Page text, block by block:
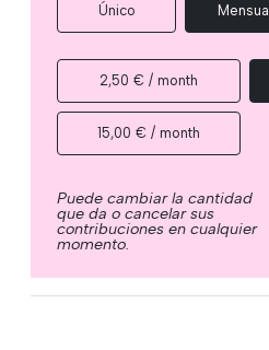
Único Mensual
2,50 € / month
15,00 € / month
Puede cambiar la cantidad
que da o cancelar sus
contribuciones en cualquier
momento.